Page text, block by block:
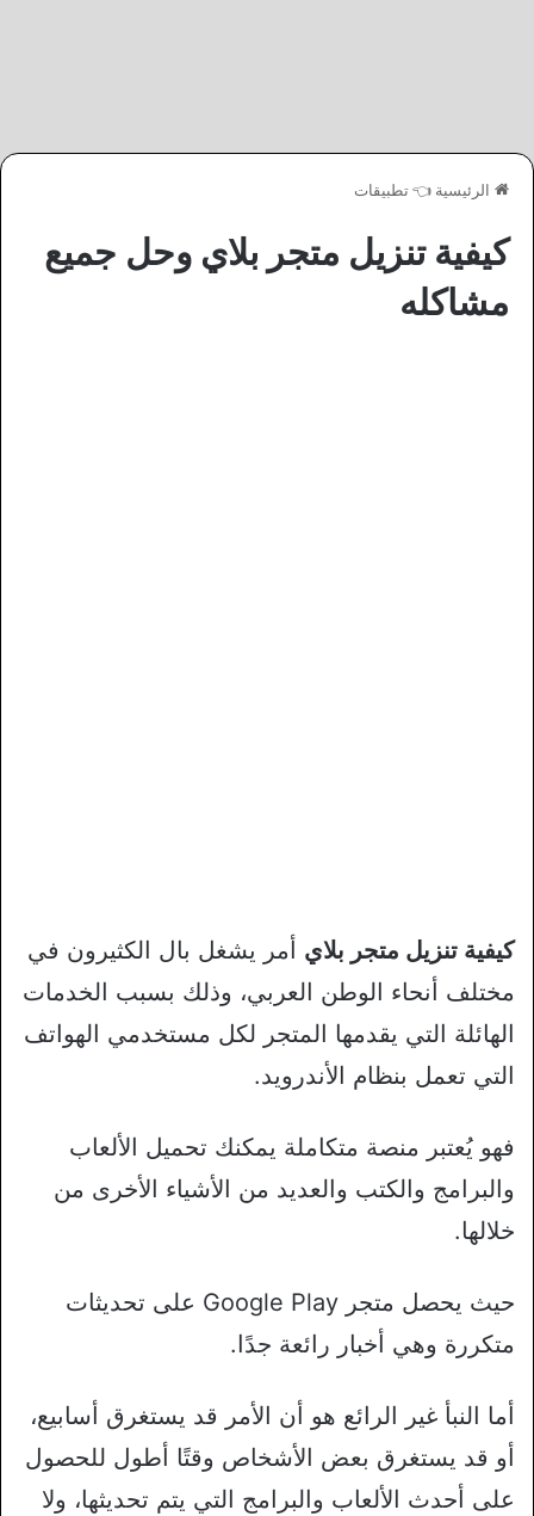
الرئيسية 👈تطبيقات
كيفية تنزيل متجر بلاي وحل جميع
مشاكله
كيفية تنزيل متجر بلاي أمر يشغل بال الكثيرون في
مختلف أنحاء الوطن العربي، وذلك بسبب الخدمات
الهائلة التي يقدمها المتجر لكل مستخدمي الهواتف
التي تعمل بنظام الأندرويد.
فهو يُعتبر منصة متكاملة يمكنك تحميل الألعاب
والبرامج والكتب والعديد من الأشياء الأخرى من
خلالها.
حيث يحصل متجر Google Play على تحديثات
متكررة وهي أخبار رائعة جدًا.
أما النبأ غير الرائع هو أن الأمر قد يستغرق أسابيع،
أو قد يستغرق بعض الأشخاص وقتًا أطول للحصول
على أحدث الألعاب والبرامج التي يتم تحديثها، ولا